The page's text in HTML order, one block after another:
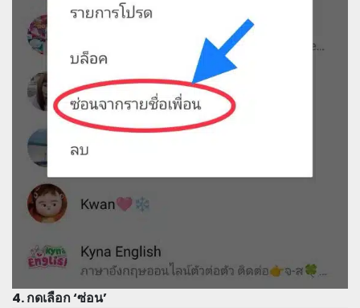
4. กดเลือก ‘ซ่อน’